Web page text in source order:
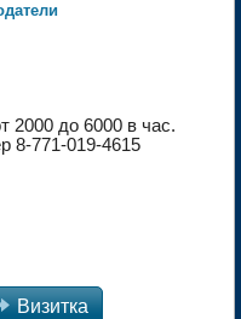
2000 до 6000 в час.
8-771-019-4615
Визитка